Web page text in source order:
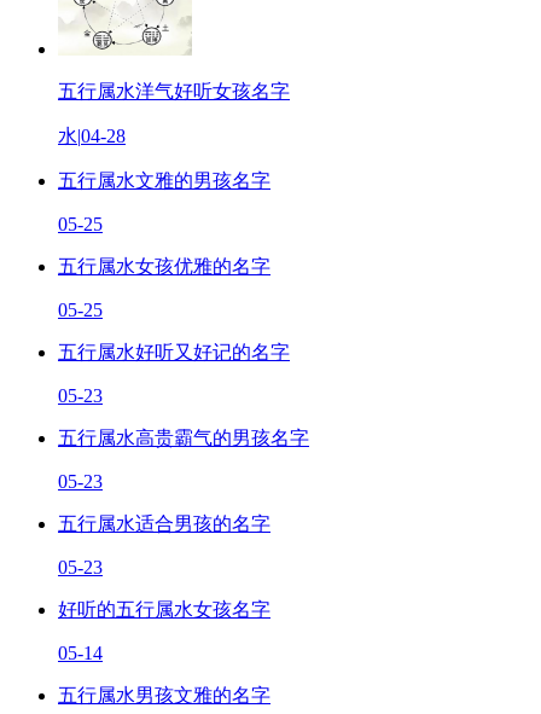
五行属水洋气好听女孩名字
水|04-28
五行属水文雅的男孩名字
05-25
五行属水女孩优雅的名字
05-25
五行属水好听又好记的名字
05-23
五行属水高贵霸气的男孩名字
05-23
五行属水适合男孩的名字
05-23
好听的五行属水女孩名字
05-14
五行属水男孩文雅的名字